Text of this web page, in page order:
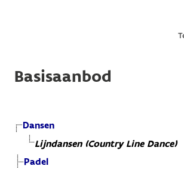
Basisaanbod
Dansen
Lijndansen (Country Line Dance)
Padel